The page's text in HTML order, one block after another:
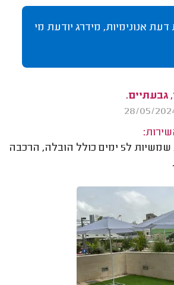
דעת אנונימיות, מידרג יודעת מי
גבעתיים.
השכרת שמשיות ל5 ימים כולל הובלה, הרכבה